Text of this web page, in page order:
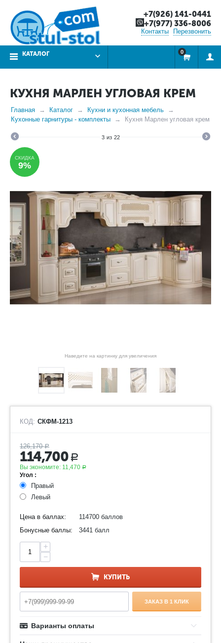
+7(926) 141-0441
+7(977) 336-8006
Контакты Перезвонить
КАТАЛОГ 0
КУХНЯ МАРЛЕН УГЛОВАЯ КРЕМ
Главная Каталог
Кухни и кухонная мебель
Кухонные гарнитуры - комплекты
Кухня Марлен угловая крем
3 из 22
СКИДКА
9%
Наведите на картинку для увеличения
КОД: СКФМ-1213
126,170 Р
114,700 Р
Вы экономите: 11,470 Р
Угол :
Правый
Левый
Цена в баллах:
114700 баллов
Бонусные баллы:
3441 балл
+
−
КУПИТЬ
ЗАКАЗ В 1 КЛИК
Варианты оплаты